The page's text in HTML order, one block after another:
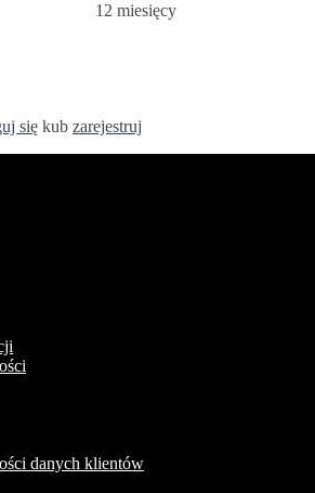
12 miesięcy
się kub zarejestruj
danych klientów